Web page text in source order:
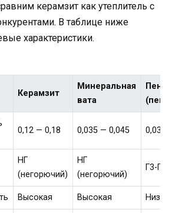
керамзит как утеплитель с
В таблице ниже
характеристики.
Керамзит
Минеральная
вата
0,12 — 0,18 0,035 — 0,045 0,038
НГ
(негорючий)
НГ
(негорючий)
Г3-Г4
Высокая Высокая